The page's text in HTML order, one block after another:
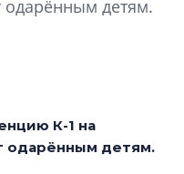
одарённым детям.
К-1 на
одарённым детям.